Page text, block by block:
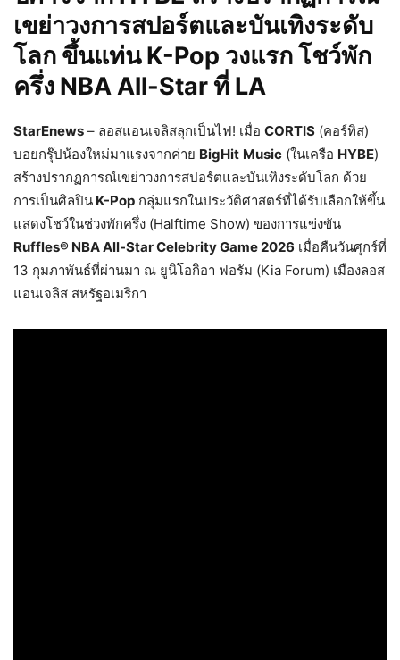
เขย่าวงการสปอร์ตและบันเทิงระดับ
โลก ขึ้นแท่น K-Pop วงแรก โชว์พัก
ครึ่ง NBA All-Star ที่ LA
StarEnews – ลอสแอนเจลิสลุกเป็นไฟ! เมื่อ CORTIS (คอร์ทิส)
บอยกรุ๊ปน้องใหม่มาแรงจากค่าย BigHit Music (ในเครือ HYBE)
สร้างปรากฏการณ์เขย่าวงการสปอร์ตและบันเทิงระดับโลก ด้วย
การเป็นศิลปิน K-Pop กลุ่มแรกในประวัติศาสตร์ที่ได้รับเลือกให้ขึ้น
แสดงโชว์ในช่วงพักครึ่ง (Halftime Show) ของการแข่งขัน
Ruffles® NBA All-Star Celebrity Game 2026 เมื่อคืนวันศุกร์ที่
13 กุมภาพันธ์ที่ผ่านมา ณ ยูนิโอกิอา ฟอรัม (Kia Forum) เมืองลอส
แอนเจลิส สหรัฐอเมริกา